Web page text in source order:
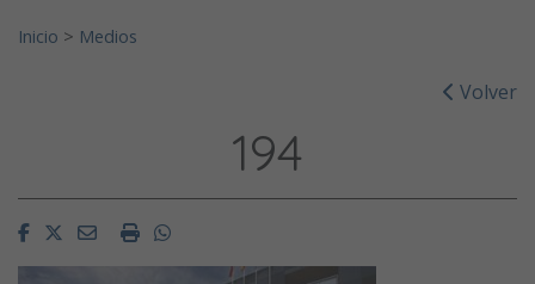
Inicio > Medios
Volver
194
FacebookTwitterEmailImprimirWhatsapp